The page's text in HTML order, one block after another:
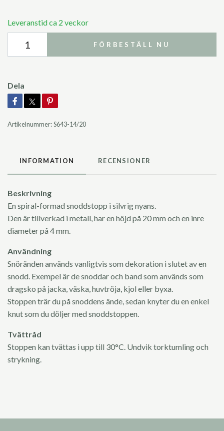
Leveranstid ca 2 veckor
FÖRBESTÄLL NU
Dela
Artikelnummer:S643-14/20
INFORMATION RECENSIONER
Beskrivning
En spiral-formad snoddstopp i silvrig nyans.
Den är tillverkad i metall, har en höjd på 20 mm och en inre
diameter på 4 mm.
Användning
Snöränden används vanligtvis som dekoration i slutet av en
snodd. Exempel är de snoddar och band som används som
dragsko på jacka, väska, huvtröja, kjol eller byxa.
Stoppen trär du på snoddens ände, sedan knyter du en enkel
knut som du döljer med snoddstoppen.
Tvättråd
Stoppen kan tvättas i upp till 30°C. Undvik torktumling och
strykning.